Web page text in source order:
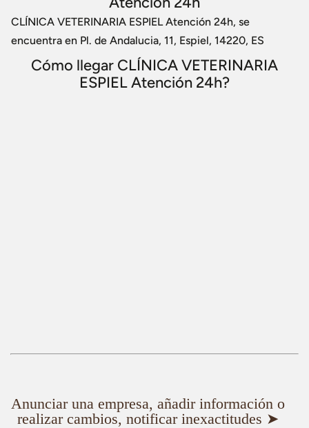
CLÍNICA VETERINARIA ESPIEL Atención 24h, se
encuentra en Pl. de Andalucia, 11, Espiel, 14220, ES
Cómo llegar CLÍNICA VETERINARIA
ESPIEL Atención 24h?
Anunciar una empresa, añadir información o
realizar cambios, notificar inexactitudes ➤